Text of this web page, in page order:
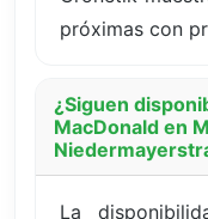
próximas con
¿Siguen
MacDonald en
La